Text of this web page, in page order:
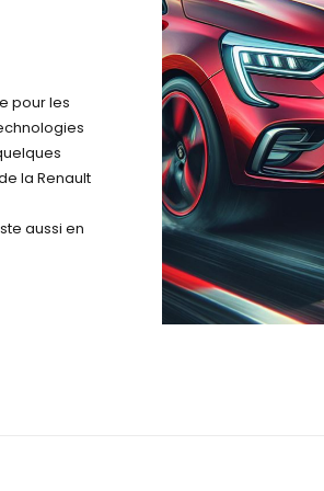
pour les
la Renault
aussi en